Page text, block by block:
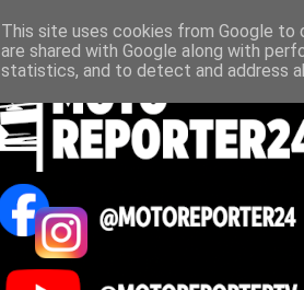
This site uses cookies from Google to
are shared with Google along with
statistics, and to detect and address